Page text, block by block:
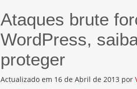
Ataques brute
WordPress,
proteger
Actualizado em 16 de Abril de 2013 por